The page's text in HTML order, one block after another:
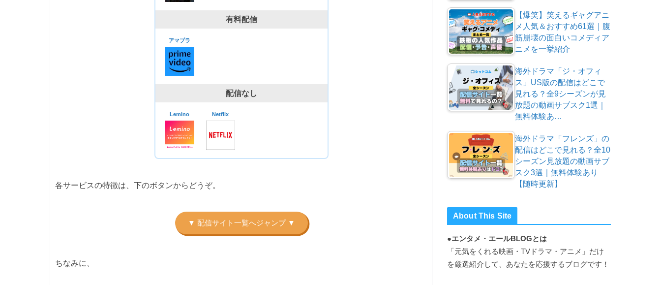
有料配信
アマプラ
配信なし
Lemino Netflix
各サービスの特徴は、下のボタンからどうぞ。
ちなみに、
【爆笑】笑えるギャグアニ
メ人気＆おすすめ61選｜腹
筋崩壊の面白いコメディア
ニメを一挙紹介
海外ドラマ「ジ・オフィ
ス」US版の配信はどこで
見れる？全9シーズンが見
放題の動画サブスク1選｜
無料体験あ…
海外ドラマ「フレンズ」の
配信はどこで見れる？全10
シーズン見放題の動画サブ
スク3選｜無料体験あり
【随時更新】
About This Site
●エンタメ・エールBLOGとは
「元気をくれる映画・TVドラマ・アニメ」だけ
を厳選紹介して、あなたを応援するブログです！